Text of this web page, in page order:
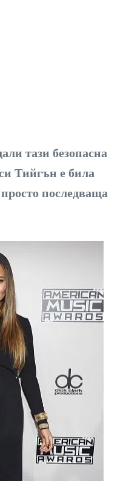
тази безопасна
Тийгън е била
последваща